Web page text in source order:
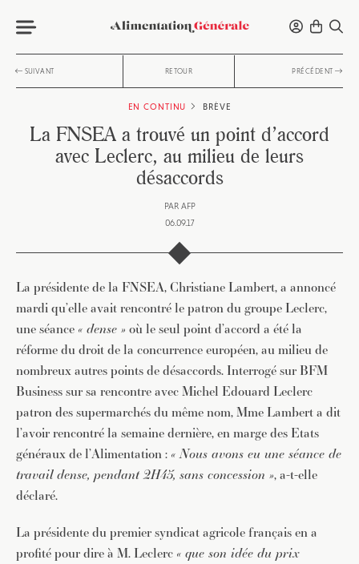
SUIVANT RETOUR PRÉCÉDENT
EN CONTINU BRÈVE
La FNSEA a trouvé un point d’accord
avec Leclerc, au milieu de leurs
désaccords
PAR AFP
06.09.17
La présidente de la FNSEA, Christiane Lambert, a annoncé
mardi qu’elle avait rencontré le patron du groupe Leclerc,
une séance « dense » où le seul point d’accord a été la
réforme du droit de la concurrence européen, au milieu de
nombreux autres points de désaccords. Interrogé sur BFM
Business sur sa rencontre avec Michel Edouard Leclerc
patron des supermarchés du même nom, Mme Lambert a dit
l’avoir rencontré la semaine dernière, en marge des Etats
généraux de l’Alimentation : « Nous avons eu une séance de
travail dense, pendant 2H45, sans concession », a-t-elle
déclaré.
La présidente du premier syndicat agricole français en a
profité pour dire à M. Leclerc « que son idée du prix